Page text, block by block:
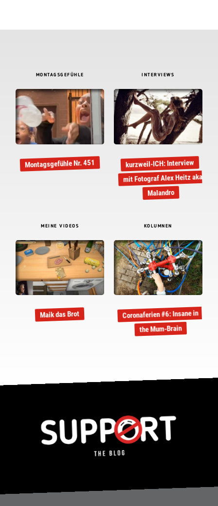
MONTAGSGEFÜHLE
Montagsgefühle Nr. 451
INTERVIEWS
kurzweil-ICH: Interview
mit Fotograf Alex Heitz aka
Malandro
MEINE VIDEOS
Maik das Brot
KOLUMNEN
Coronaferien #6: Insane in
the Mum-Brain